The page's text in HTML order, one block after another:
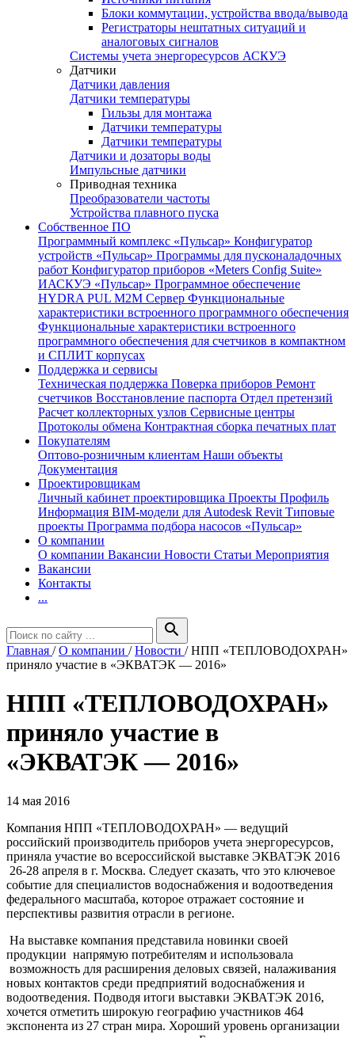
Блоки коммутации, устройства ввода/вывода
Регистраторы нештатных ситуаций и
аналоговых сигналов
Системы учета энергоресурсов АСКУЭ
Датчики
Датчики давления
Датчики температуры
Гильзы для монтажа
Датчики температуры
Датчики температуры
Датчики и дозаторы воды
Импульсные датчики
Приводная техника
Преобразователи частоты
Устройства плавного пуска
Собственное ПО
Программный комплекс «Пульсар» Конфигуратор
устройств «Пульсар» Программы для пусконаладочных
работ Конфигуратор приборов «Meters Config Suite»
ИАСКУЭ «Пульсар» Программное обеспечение
HYDRA PUL M2M Сервер Функциональные
характеристики встроенного программного обеспечения
Функциональные характеристики встроенного
программного обеспечения для счетчиков в компактном
и СПЛИТ корпусах
Поддержка и сервисы
Техническая поддержка Поверка приборов Ремонт
счетчиков Восстановление паспорта Отдел претензий
Расчет коллекторных узлов Сервисные центры
Протоколы обмена Контрактная сборка печатных плат
Покупателям
Оптово-розничным клиентам Наши объекты
Документация
Проектировщикам
Личный кабинет проектировщика Проекты Профиль
Информация BIM-модели для Autodesk Revit Типовые
проекты Программа подбора насосов «Пульсар»
О компании
О компании Вакансии Новости Статьи Мероприятия
Вакансии
Контакты
...
search
Главная /О компании /Новости /НПП «ТЕПЛОВОДОХРАН»
приняло участие в «ЭКВАТЭК — 2016»
НПП «ТЕПЛОВОДОХРАН»
приняло участие в
«ЭКВАТЭК — 2016»
14 мая 2016
Компания НПП «ТЕПЛОВОДОХРАН» — ведущий
российский производитель приборов учета энергоресурсов,
приняла участие во всероссийской выставке ЭКВАТЭК 2016
26-28 апреля в г. Москва. Следует сказать, что это ключевое
событие для специалистов водоснабжения и водоотведения
федерального масштаба, которое отражает состояние и
перспективы развития отрасли в регионе.
На выставке компания представила новинки своей
продукции напрямую потребителям и использовала
возможность для расширения деловых связей, налаживания
новых контактов среди предприятий водоснабжения и
водоотведения. Подводя итоги выставки ЭКВАТЭК 2016,
хочется отметить широкую географию участников 464
экспонента из 27 стран мира. Хороший уровень организации